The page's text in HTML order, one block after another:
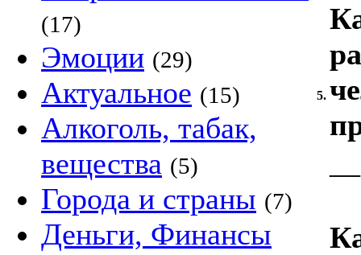
(17)
Эмоции (29)
Актуальное (15)
Алкоголь, табак,
вещества (5)
Города и страны (7)
Деньги, Финансы
5.
—